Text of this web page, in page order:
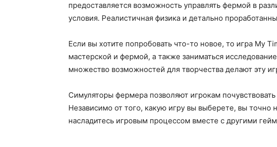
предоставляется возможность управлять фермой в
условия. Реалистичная физика и детально
Если вы хотите попробовать что-то новое, то игра My
мастерской и фермой, а также заниматься
множество возможностей для творчества делают эту
Симуляторы фермера позволяют игрокам
Независимо от того, какую игру вы выберете, вы
насладитесь игровым процессом вместе с другими